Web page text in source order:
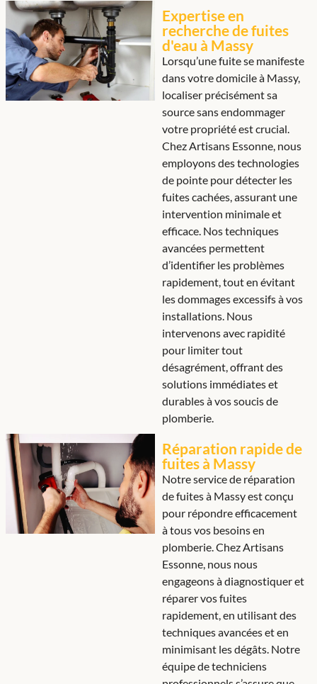
Expertise en
recherche de fuites
d'eau à Massy
Lorsqu’une fuite se manifeste
dans votre domicile à Massy,
localiser précisément sa
source sans endommager
votre propriété est crucial.
Chez Artisans Essonne, nous
employons des technologies
de pointe pour détecter les
fuites cachées, assurant une
intervention minimale et
efficace. Nos techniques
avancées permettent
d’identifier les problèmes
rapidement, tout en évitant
les dommages excessifs à vos
installations. Nous
intervenons avec rapidité
pour limiter tout
désagrément, offrant des
solutions immédiates et
durables à vos soucis de
plomberie.
Réparation rapide de
fuites à Massy
Notre service de réparation
de fuites à Massy est conçu
pour répondre efficacement
à tous vos besoins en
plomberie. Chez Artisans
Essonne, nous nous
engageons à diagnostiquer et
réparer vos fuites
rapidement, en utilisant des
techniques avancées et en
minimisant les dégâts. Notre
équipe de techniciens